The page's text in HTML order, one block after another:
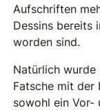
Aufschriften
Dessins bereits
worden sind.
Natürlich
Fatsche mit der
sowohl ein Vor-